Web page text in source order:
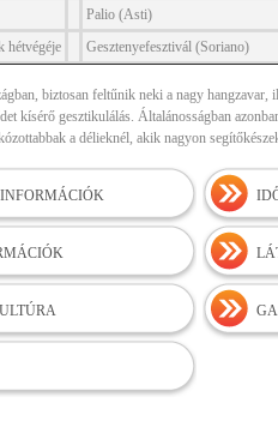
Palio (Asti)
hétvégéje
Gesztenyefesztivál (Soriano)
biztosan feltűnik neki a nagy hangzavar,
kísérő gesztikulálás. Általánosságban
a délieknél, akik nagyon